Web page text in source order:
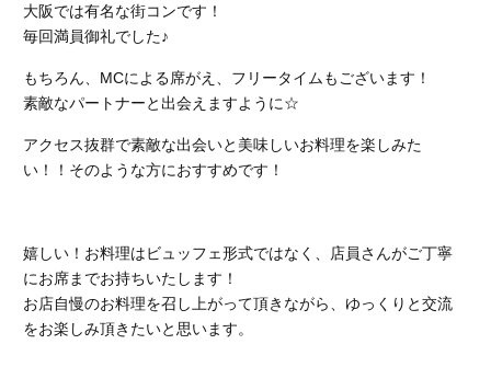
大阪では有名な街コンです！
毎回満員御礼でした♪
もちろん、MCによる席がえ、フリータイムもございます！
素敵なパートナーと出会えますように☆
アクセス抜群で素敵な出会いと美味しいお料理を楽しみた
い！！そのような方におすすめです！
嬉しい！お料理はビュッフェ形式ではなく、店員さんがご丁寧
にお席までお持ちいたします！
お店自慢のお料理を召し上がって頂きながら、ゆっくりと交流
をお楽しみ頂きたいと思います。